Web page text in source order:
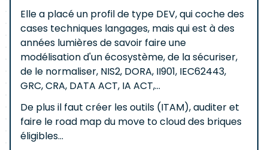
Elle a placé un profil de type DEV, qui coche des
cases techniques langages, mais qui est à des
années lumières de savoir faire une
modélisation d'un écosystème, de la sécuriser,
de le normaliser, NIS2, DORA, II901, IEC62443,
GRC, CRA, DATA ACT, IA ACT,...
De plus il faut créer les outils (ITAM), auditer et
faire le road map du move to cloud des briques
éligibles...